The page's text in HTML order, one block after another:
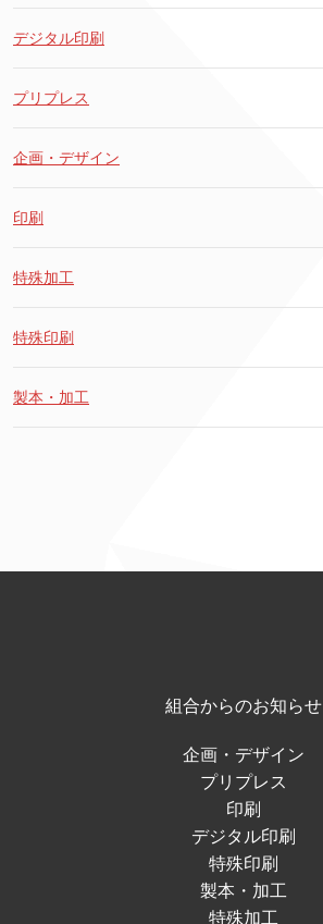
デジタル印刷
プリプレス
企画・デザイン
印刷
特殊加工
特殊印刷
製本・加工
組合からのお知らせ
企画・デザイン
プリプレス
印刷
デジタル印刷
特殊印刷
製本・加工
特殊加工